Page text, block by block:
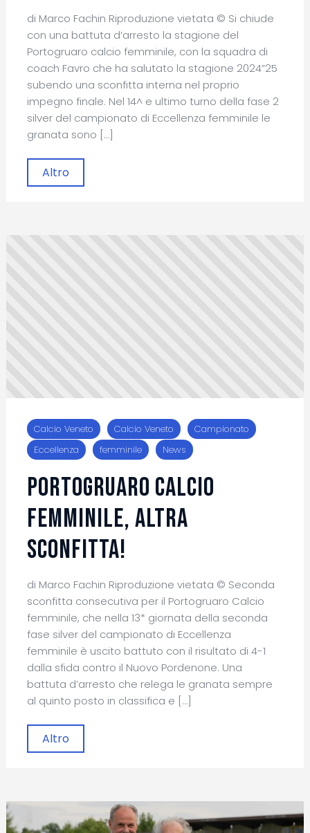
di Marco Fachin Riproduzione vietata © Si chiude
con una battuta d’arresto la stagione del
Portogruaro calcio femminile, con la squadra di
coach Favro che ha salutato la stagione 2024”25
subendo una sconfitta interna nel proprio
impegno finale. Nel 14^ e ultimo turno della fase 2
silver del campionato di Eccellenza femminile le
granata sono […]
Altro
Calcio Veneto Calcio Veneto
Campionato
Eccellenza
femminile News
Portogruaro calcio
femminile, altra
sconfitta!
di Marco Fachin Riproduzione vietata © Seconda
sconfitta consecutiva per il Portogruaro Calcio
femminile, che nella 13* giornata della seconda
fase silver del campionato di Eccellenza
femminile è uscito battuto con il risultato di 4-1
dalla sfida contro il Nuovo Pordenone. Una
battuta d’arresto che relega le granata sempre
al quinto posto in classifica e […]
Altro